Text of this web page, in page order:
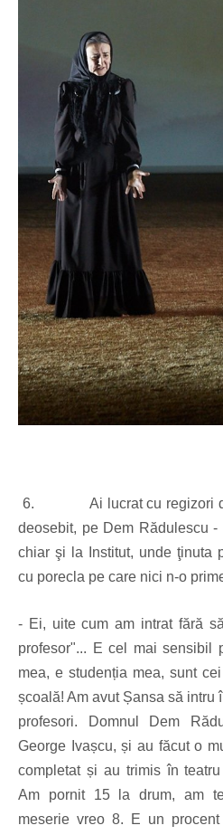
6. Ai lucrat cu regizori
deosebit, pe Dem Rădulescu
chiar şi la Institut, unde ţinuta
cu porecla pe care nici n-o
- Ei, uite cum am intrat fără
profesor"... E cel mai sensibil
mea, e studenția mea, sunt
școală! Am avut Șansa să intru
profesori. Domnul Dem
George Ivașcu, și au făcut o
completat și au trimis în
Am pornit 15 la drum, am
meserie vreo 8. E un